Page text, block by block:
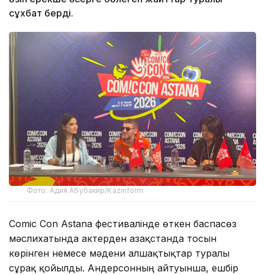
сұхбат берді.
Фото: Адия Абубакир/Kazinform
Comic Con Astana фестивалінде өткен баспасөз
мәслихатында актерден Қазақстанда тосын
көрінген немесе мәдени алшақтықтар туралы
сұрақ қойылды. Андерсонның айтуынша, ешбір